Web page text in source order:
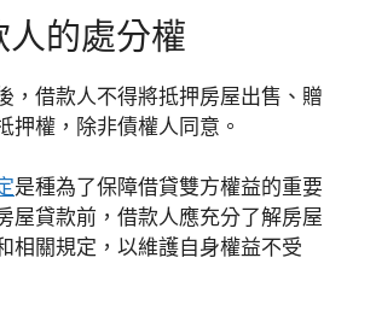
人的處分權
，借款人不得將抵押房屋出售、贈
押權，除非債權人同意。
是種為了保障借貸雙方權益的重要
屋貸款前，借款人應充分了解房屋
相關規定，以維護自身權益不受